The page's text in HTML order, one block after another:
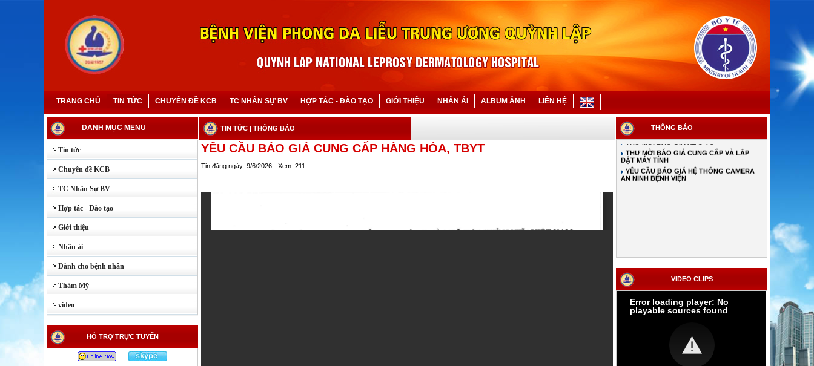
TRANG CHỦ TIN TỨC CHUYÊN ĐỀ KCB TC NHÂN SỰ BV HỢP TÁC - ĐÀO TẠO GIỚI THIỆU NHÂN ÁI ALBUM ẢNH LIÊN HỆ
DANH MỤC MENU
Tin tức
Chuyên đề KCB
TC Nhân Sự BV
Hợp tác - Đào tạo
Giới thiệu
Nhân ái
Dành cho bệnh nhân
Thẩm Mỹ
video
HỖ TRỢ TRỰC TUYẾN
TIN TỨC | THÔNG BÁO
YÊU CẦU BÁO GIÁ CUNG CẤP HÀNG HÓA, TBYT
Tin đăng ngày: 9/6/2026 - Xem: 211
THÔNG BÁO
THÔNG BÁO VỀ VIỆC MỜI THAM GIA LẬP
HỒ SƠ THẦU, ĐÁNH GIÁ TƯ VẤN THẨM
ĐỊNH KẾT QUẢ LỰA CHỌN NHÀ THẦU
THÔNG BÁO MỜI CHÀO GIÁ THẨM ĐỊNH
GIÁ KHỞI ĐIỂM MẶT BẰNG NHÀ XE, CĂNG
TIN, ĐẶT MÁY BÁN HÀNG TỰ ĐỘNG
TỪ NGÀY 01/7/2026: THAY ĐỔI MỨC
BỆNH VIỆN PHONG-DA LIỄU TW QUỲNH
LẬP HỒ SƠ, ĐÁNH GIÁ, TƯ VẤN VÀ THẨM
ĐỊNH KẾT QUẢ LỰA CHỌN NHÀ THẦU
THƯ MỜI BÁO GIÁ XE Ô TÔ
THƯ MỜI BÁO GIÁ CUNG CẤP VÀ LẮP
ĐẶT MÁY TÍNH
YÊU CẦU BÁO GIÁ HỆ THỐNG CAMERA
AN NINH BỆNH VIỆN
VIDEO CLIPS
Error loading player: No
playable sources found